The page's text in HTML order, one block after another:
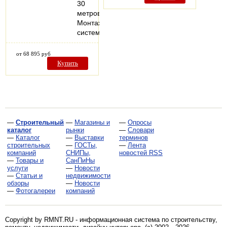
30
метров.
Монтаж
системы…
от 68 895 руб
Купить
— Строительный
каталог
— Каталог
строительных
компаний
— Товары и
услуги
— Статьи и
обзоры
— Фотогалереи
— Магазины и
рынки
— Выставки
— ГОСТы,
СНИПы,
СанПиНы
— Новости
недвижимости
— Новости
компаний
— Опросы
— Словари
терминов
— Лента
новостей RSS
Copyright by RMNT.RU - информационная система по строительству,